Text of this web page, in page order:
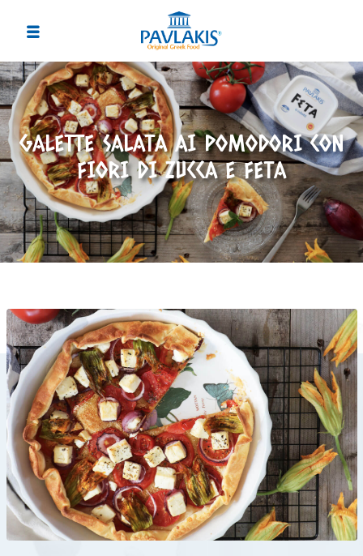
GALETTE SALATA AI POMODORI CON
FIORI DI ZUCCA E FETA